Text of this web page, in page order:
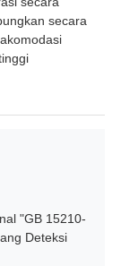
secara
"GB 15210-
Deteksi